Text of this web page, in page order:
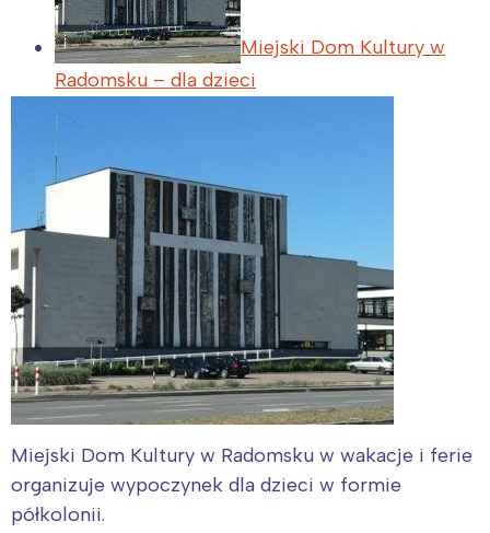
Miejski Dom Kultury w
Radomsku – dla dzieci
Miejski Dom Kultury w Radomsku w wakacje i ferie
organizuje wypoczynek dla dzieci w formie
półkolonii.